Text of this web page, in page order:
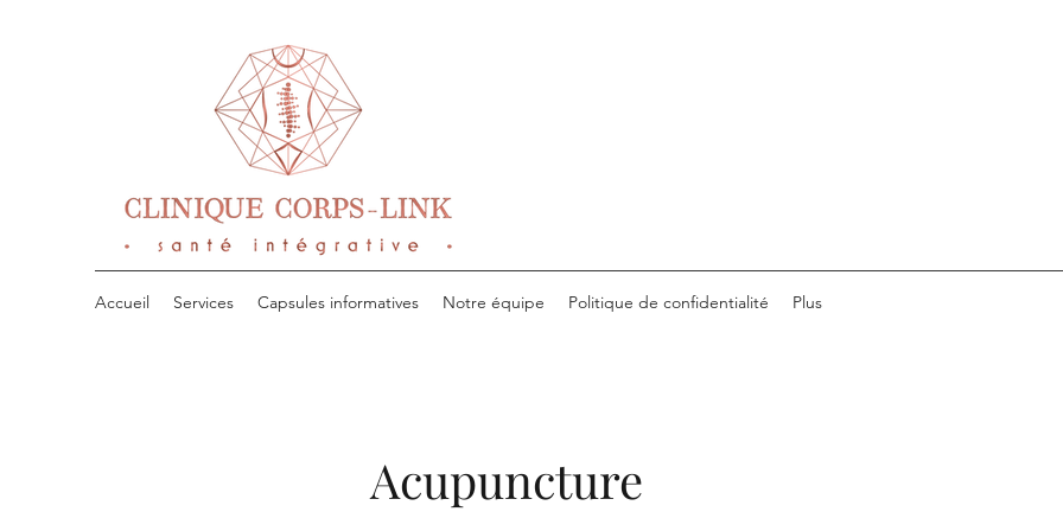
Accueil Services Capsules informatives Notre équipe Politique de confidentialité Plus
Acupuncture